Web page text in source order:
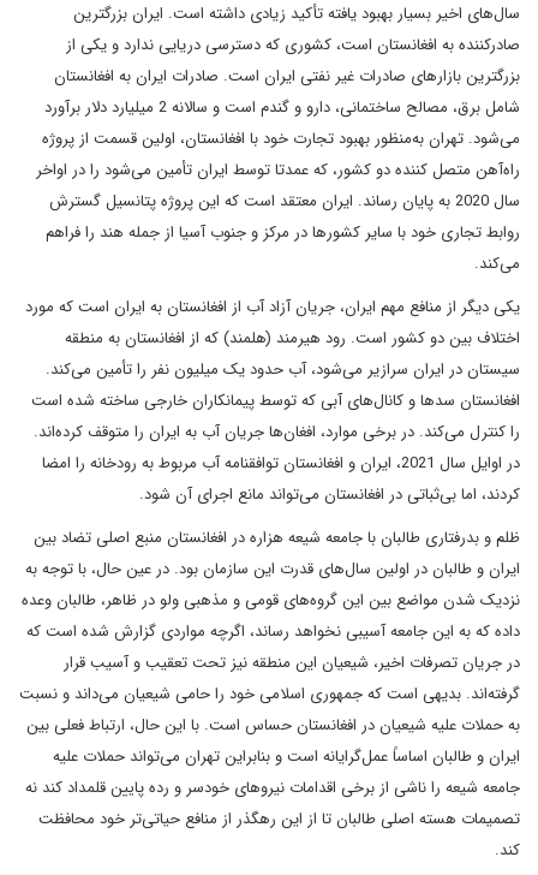
سال‌های اخیر بسیار بهبود یافته تأکید زیادی داشته است. ایران بزرگترین
صادرکننده به افغانستان است، کشوری که دسترسی دریایی ندارد و یکی از
بزرگترین بازارهای صادرات غیر نفتی ایران است. صادرات ایران به افغانستان
شامل برق، مصالح ساختمانی، دارو و گندم است و سالانه 2 میلیارد دلار برآورد
می‌شود. تهران به‌منظور بهبود تجارت خود با افغانستان، اولین قسمت از پروژه
راه‌آهن متصل کننده دو کشور، که عمدتا توسط ایران تأمین می‌شود را در اواخر
سال 2020 به پایان رساند. ایران معتقد است که این پروژه پتانسیل گسترش
روابط تجاری خود با سایر کشورها در مرکز و جنوب آسیا از جمله هند را فراهم
می‌کند.
یکی دیگر از منافع مهم ایران، جریان آزاد آب از افغانستان به ایران است که مورد
اختلاف بین دو کشور است. رود هیرمند (هلمند) که از افغانستان به منطقه
سیستان در ایران سرازیر می‌شود، آب حدود یک میلیون نفر را تأمین می‌کند.
افغانستان سدها و کانال‌های آبی که توسط پیمانکاران خارجی ساخته شده است
را کنترل می‌کند. در برخی موارد، افغان‌ها جریان آب به ایران را متوقف کرده‌اند.
در اوایل سال 2021، ایران و افغانستان توافقنامه آب مربوط به رودخانه را امضا
کردند، اما بی‌ثباتی در افغانستان می‌تواند مانع اجرای آن شود.
ظلم و بدرفتاری طالبان با جامعه شیعه هزاره در افغانستان منبع اصلی تضاد بین
ایران و طالبان در اولین سال‌های قدرت این سازمان بود. در عین حال، با توجه به
نزدیک شدن مواضع بین این گروه‌های قومی و مذهبی ولو در ظاهر، طالبان وعده
داده که به این جامعه آسیبی نخواهد رساند، اگرچه مواردی گزارش شده است که
در جریان تصرفات اخیر، شیعیان این منطقه نیز تحت تعقیب و آسیب قرار
گرفته‌اند. بدیهی است که جمهوری اسلامی خود را حامی شیعیان می‌داند و نسبت
به حملات علیه شیعیان در افغانستان حساس است. با این حال، ارتباط فعلی بین
ایران و طالبان اساساً عمل‌گرایانه است و بنابراین تهران می‌تواند حملات علیه
جامعه شیعه را ناشی از برخی اقدامات نیروهای خودسر و رده پایین قلمداد کند نه
تصمیمات هسته اصلی طالبان تا از این رهگذر از منافع حیاتی‌تر خود محافظت
کند.